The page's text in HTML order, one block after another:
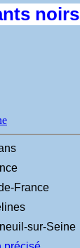
noirs
de-France
sur-Seine